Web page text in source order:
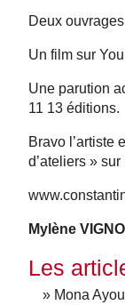
Deux
Un film sur
Une parution
11 13 éditions.
Bravo l’artiste
d’ateliers » sur
Mylène
Les
» Mona